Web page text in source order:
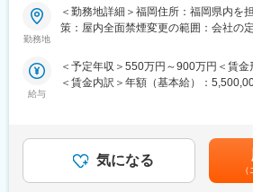
事担当者などの管理部門など
（３）手厚い研修体制でスキルアップ
してのスキルのみならず、データ分析
的にヘルスケアのプロフェッショナル
【IQVIAサービシーズジャパンについて
・世界100以上の国と地域／8万人の社
プロモーションに携わり、市場を流通
関与しています
【はじめに】
～50代まで幅広く活躍しており、長期
医師、薬剤師に課題解決するための医
報を収集を行っていただきます。
勤務地
＜勤務地詳細＞福岡住所：福岡県内を
策：屋内全面禁煙変更の範囲：会社の
給与
＜予定年収＞550万円～900万円＜賃
＜賃金内訳＞年額（基本給）：
度支給）※ただし支給条件有。賃金は
り、選考を通じて上下する可能性があ
当を含めた表記です。
気になる